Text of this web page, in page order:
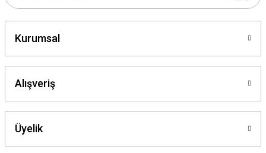
Kurumsal
Alışveriş
Üyelik